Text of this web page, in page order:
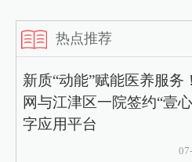
热点推荐
新质“动能”赋能医养服务
网与江津区一院签约“壹
字应用平台